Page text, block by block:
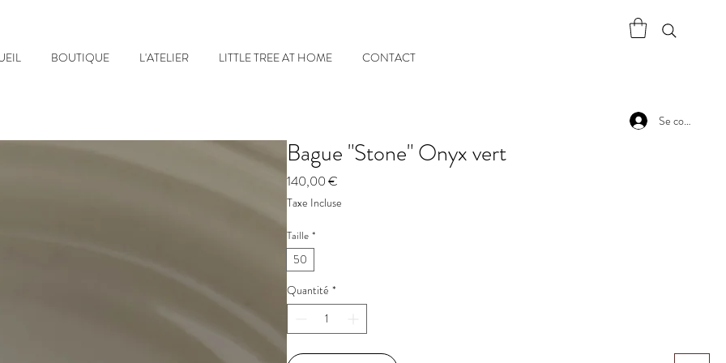
BOUTIQUE L'ATELIER LITTLE TREE AT HOME CONTACT
Se connecter
Bague "Stone" Onyx vert
140,00 €
Taxe Incluse
Taille *
50
Quantité *